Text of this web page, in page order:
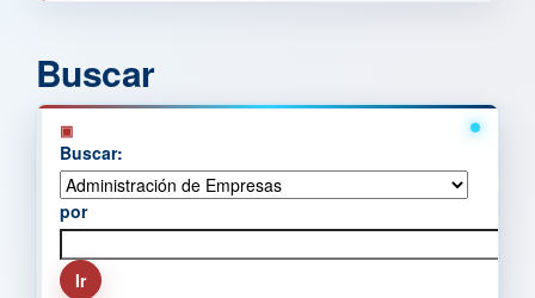
Buscar
Buscar:
por